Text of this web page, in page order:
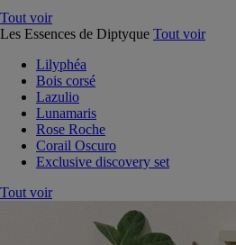
Tout voir
Les Essences de Diptyque Tout voir
Lilyphéa
Bois corsé
Lazulio
Lunamaris
Rose Roche
Corail Oscuro
Exclusive discovery set
Tout voir